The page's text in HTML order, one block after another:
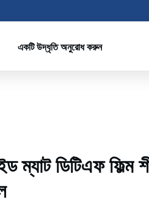
একটি উদ্ধৃতি অনুরোধ করুন
ম্যাট ডিটিএফ